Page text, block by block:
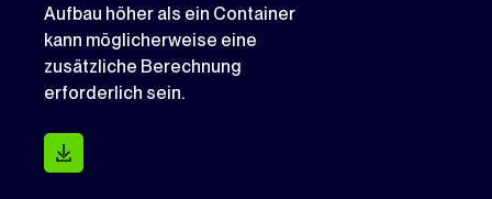
Aufbau höher als ein Container
kann möglicherweise eine
zusätzliche Berechnung
erforderlich sein.